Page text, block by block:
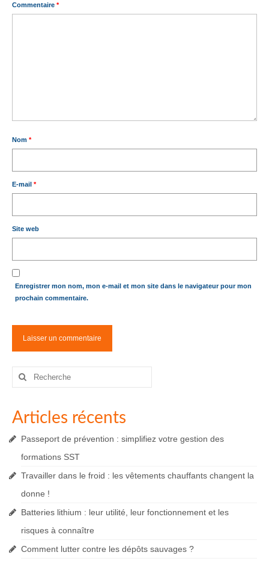
Commentaire *
Nom *
E-mail *
Site web
Enregistrer mon nom, mon e-mail et mon site dans le navigateur pour mon
prochain commentaire.
Rechercher
Articles récents
Passeport de prévention : simplifiez votre gestion des
formations SST
Travailler dans le froid : les vêtements chauffants changent la
donne !
Batteries lithium : leur utilité, leur fonctionnement et les
risques à connaître
Comment lutter contre les dépôts sauvages ?